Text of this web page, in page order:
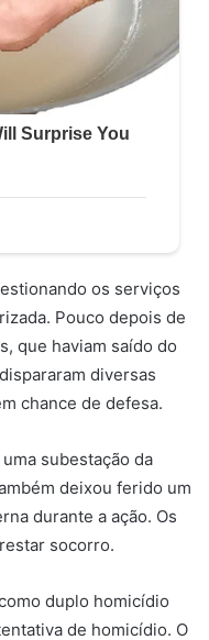
os serviços
Pouco depois de
que haviam saído do
diversas
chance de defesa.
subestação da
deixou ferido um
durante a ação. Os
socorro.
duplo homicídio
de homicídio. O